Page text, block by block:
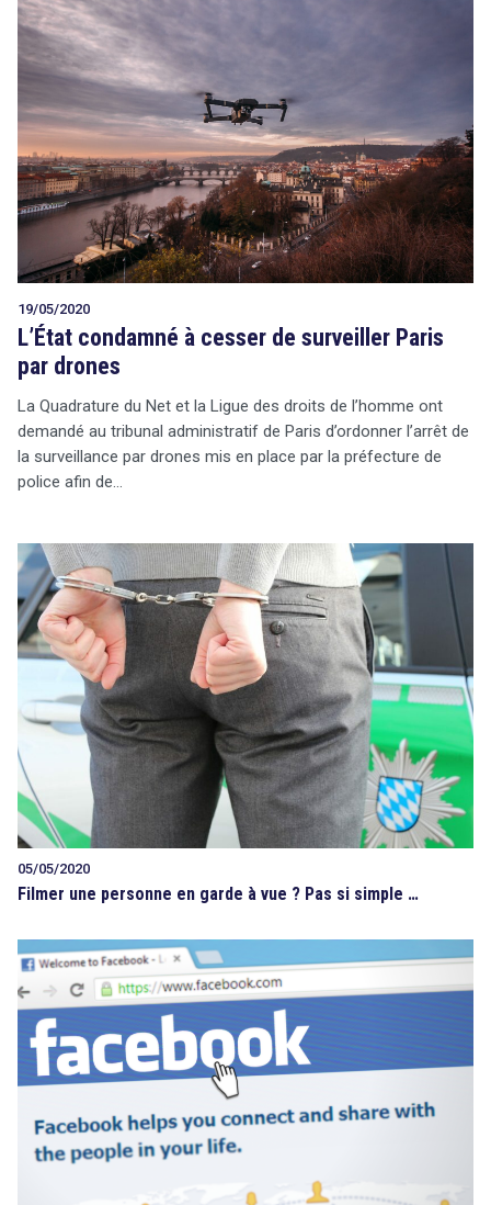
05/05/2020
Filmer une personne en garde à vue ? Pas si simple …
19/05/2020
L’État condamné à cesser de surveiller Paris
par drones
La Quadrature du Net et la Ligue des droits de l’homme ont
demandé au tribunal administratif de Paris d’ordonner l’arrêt de
la surveillance par drones mis en place par la préfecture de
police afin de…